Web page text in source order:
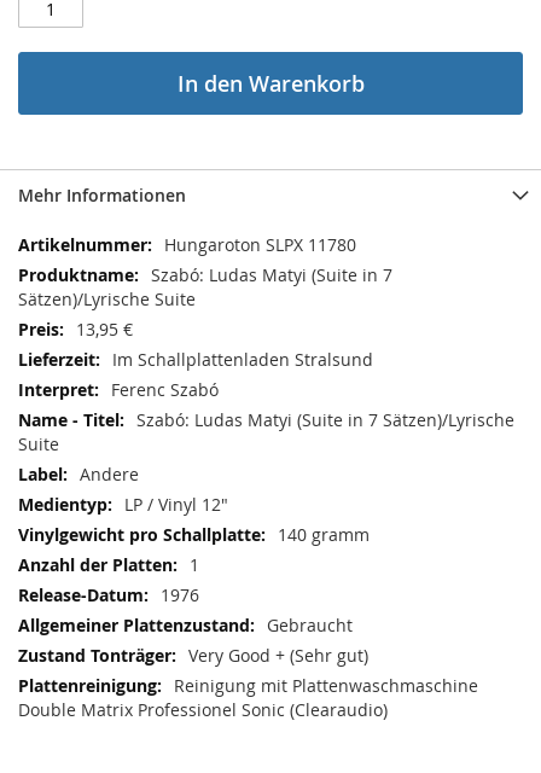
In den Warenkorb
Mehr Informationen
Mehr
Informationen
Hungaroton SLPX 11780
Szabó: Ludas Matyi (Suite in 7
Sätzen)/Lyrische Suite
13,95 €
Im Schallplattenladen Stralsund
Ferenc Szabó
Szabó: Ludas Matyi (Suite in 7 Sätzen)/Lyrische
Suite
Andere
LP / Vinyl 12"
140 gramm
1
1976
Gebraucht
Very Good + (Sehr gut)
Reinigung mit Plattenwaschmaschine
Double Matrix Professionel Sonic (Clearaudio)